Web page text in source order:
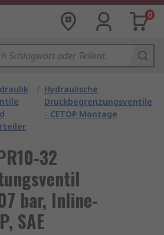
0
/ Hydraulische
Druckbegrenzungsventile
- CETOP Montage
32
bar, Inline-
SAE